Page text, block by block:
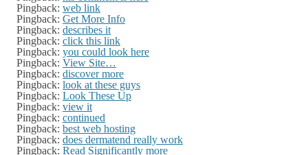
Pingback: web link
Pingback: Get More Info
Pingback: describes it
Pingback: click this link
Pingback: you could look here
Pingback: View Site…
Pingback: discover more
Pingback: look at these guys
Pingback: Look These Up
Pingback: view it
Pingback: continued
Pingback: best web hosting
Pingback: does dermatend really work
Pingback: Read Significantly more